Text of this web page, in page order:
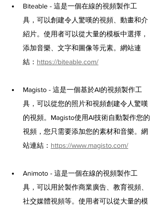
Biteable - 這是一個在線的視頻製作工
具，可以創建令人驚嘆的視頻、動畫和介
紹片。使用者可以從大量的模板中選擇，
添加音樂、文字和圖像等元素。網站連
結： https://biteable.com/
Magisto - 這是一個基於AI的視頻製作工
具，可以從您的照片和視頻創建令人驚嘆
的視頻。Magisto使用AI技術自動製作您的
視頻，您只需要添加您的素材和音樂。網
站連結： https://www.magisto.com/
Animoto - 這是一個在線的視頻製作工
具，可以用於製作商業廣告、教育視頻、
社交媒體視頻等。使用者可以從大量的模